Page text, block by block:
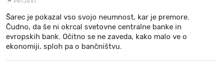
PRIJAVI
Šarec je pokazal vso svojo neumnost, kar je premore.
Čudno, da še ni okrcal svetovne centralne banke in
evropskih bank. Očitno se ne zaveda, kako malo ve o
ekonomiji, sploh pa o bančništvu.